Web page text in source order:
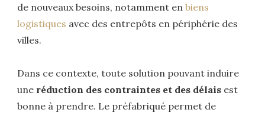
de nouveaux besoins, notamment enbiens
logistiques avec des entrepôts en périphérie des
villes.
Dans ce contexte, toute solution pouvant induire
une réduction des contraintes et des délais est
bonne à prendre. Le préfabriqué permet de